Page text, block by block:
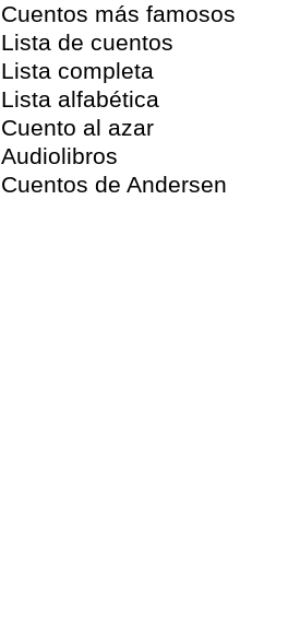
Cuentos más famosos
Lista de cuentos
Lista completa
Lista alfabética
Cuento al azar
Audiolibros
Cuentos de Andersen